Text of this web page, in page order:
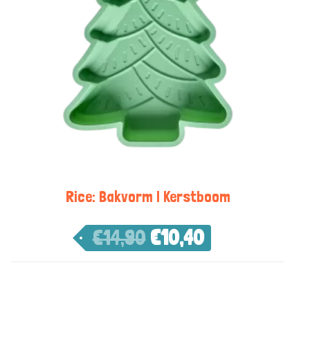
Rice: Bakvorm | Kerstboom
€14,90 €10,40